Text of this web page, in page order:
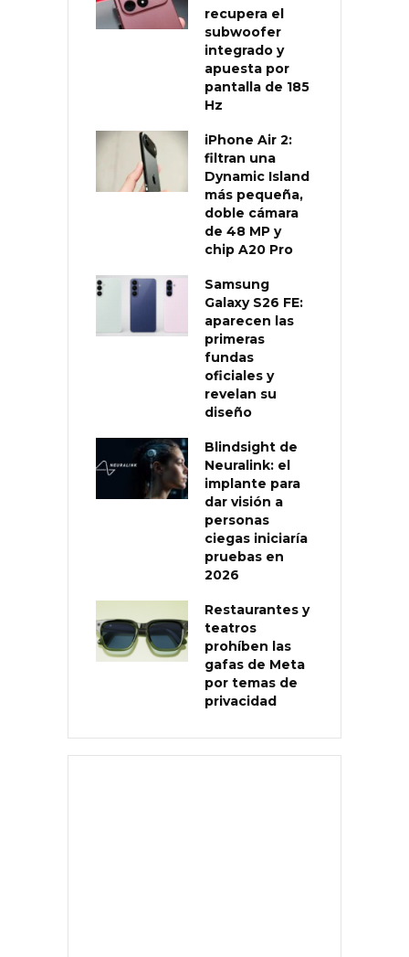
recupera el
subwoofer
integrado y
apuesta por
pantalla de 185
Hz
iPhone Air 2:
filtran una
Dynamic Island
más pequeña,
doble cámara
de 48 MP y
chip A20 Pro
Samsung
Galaxy S26 FE:
aparecen las
primeras
fundas
oficiales y
revelan su
diseño
Blindsight de
Neuralink: el
implante para
dar visión a
personas
ciegas iniciaría
pruebas en
2026
Restaurantes y
teatros
prohíben las
gafas de Meta
por temas de
privacidad